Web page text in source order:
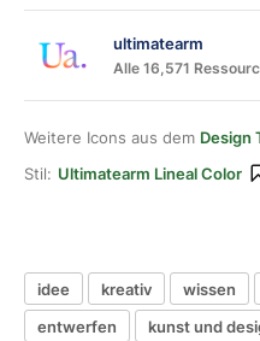
ultimatearm
Alle 16,571
Weitere Icons aus dem Design
Stil: Ultimatearm Lineal Color
idee kreativ wissen
entwerfen
kunst und